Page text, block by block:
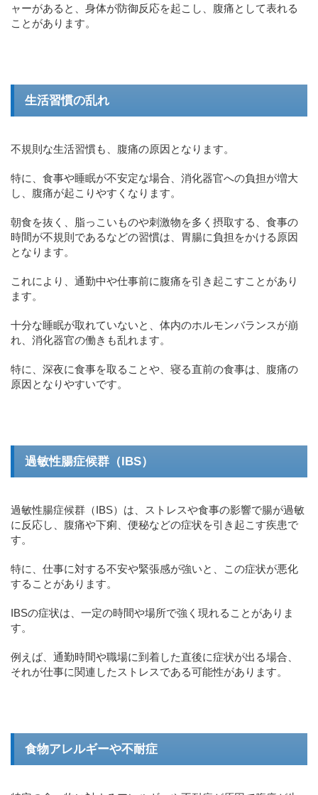
ャーがあると、身体が防御反応を起こし、腹痛として表れる
ことがあります。
生活習慣の乱れ
不規則な生活習慣も、腹痛の原因となります。
特に、食事や睡眠が不安定な場合、消化器官への負担が増大
し、腹痛が起こりやすくなります。
朝食を抜く、脂っこいものや刺激物を多く摂取する、食事の
時間が不規則であるなどの習慣は、胃腸に負担をかける原因
となります。
これにより、通勤中や仕事前に腹痛を引き起こすことがあり
ます。
十分な睡眠が取れていないと、体内のホルモンバランスが崩
れ、消化器官の働きも乱れます。
特に、深夜に食事を取ることや、寝る直前の食事は、腹痛の
原因となりやすいです。
過敏性腸症候群（IBS）
過敏性腸症候群（IBS）は、ストレスや食事の影響で腸が過敏
に反応し、腹痛や下痢、便秘などの症状を引き起こす疾患で
す。
特に、仕事に対する不安や緊張感が強いと、この症状が悪化
することがあります。
IBSの症状は、一定の時間や場所で強く現れることがありま
す。
例えば、通勤時間や職場に到着した直後に症状が出る場合、
それが仕事に関連したストレスである可能性があります。
食物アレルギーや不耐症